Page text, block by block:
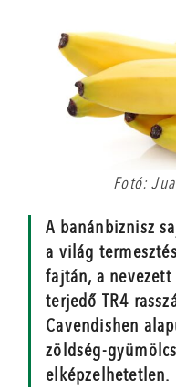
Fotó:
A banánbiznisz
a világ
fajtán, a
terjedő TR4
Cavendishen
zöldség-
elképzelhetetlen.